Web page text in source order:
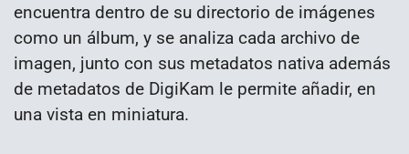
encuentra dentro de su directorio de imágenes
como un álbum, y se analiza cada archivo de
imagen, junto con sus metadatos nativa además
de metadatos de DigiKam le permite añadir, en
una vista en miniatura.